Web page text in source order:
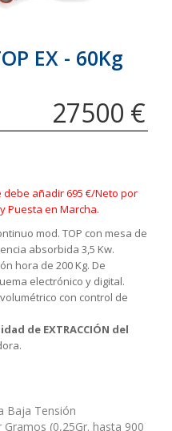
EX - 60Kg
27500 €
debe añadir 695 €/Neto por
Puesta en Marcha.
mod. TOP con mesa de
absorbida 3,5 Kw.
hora de 200 Kg. De
electrónico y digital.
con control de
de EXTRACCIÓN del
Baja Tensión
(0,25Gr. hasta 900